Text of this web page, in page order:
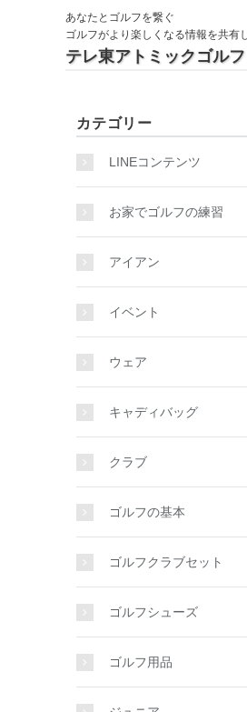
あなたとゴルフを繋ぐ
ゴルフがより楽しくなる情報を共有
テレ東アトミックゴル
カテゴリー
LINEコンテンツ
お家でゴルフの練習
アイアン
イベント
ウェア
キャディバッグ
クラブ
ゴルフの基本
ゴルフクラブセット
ゴルフシューズ
ゴルフ用品